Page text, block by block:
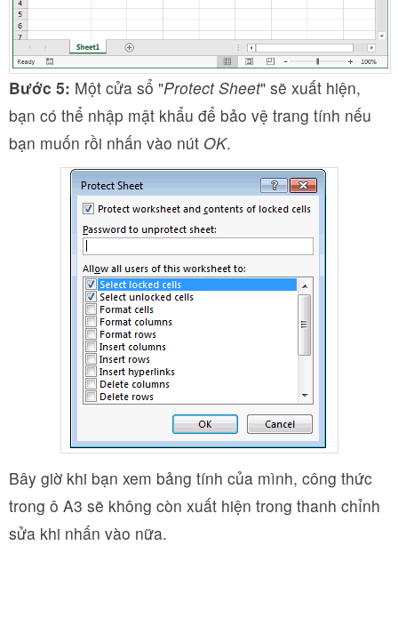
Bước 5: Một cửa sổ "Protect Sheet" sẽ xuất hiện,
bạn có thể nhập mật khẩu để bảo vệ trang tính nếu
bạn muốn rồi nhấn vào nút OK.
Bây giờ khi bạn xem bảng tính của mình, công thức
trong ô A3 sẽ không còn xuất hiện trong thanh chỉnh
sửa khi nhấn vào nữa.